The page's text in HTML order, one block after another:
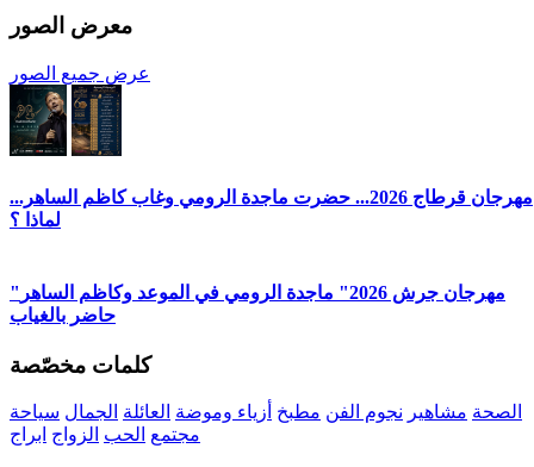
معرض الصور
عرض جميع الصور
مهرجان قرطاج 2026... حضرت ماجدة الرومي وغاب كاظم الساهر...
لماذا ؟
"مهرجان جرش 2026" ماجدة الرومي في الموعد وكاظم الساهر
حاضر بالغياب
كلمات مخصّصة
الصحة مشاهير نجوم الفن مطبخ أزياء وموضة العائلة الجمال سياحة
مجتمع الحب الزواج ابراج